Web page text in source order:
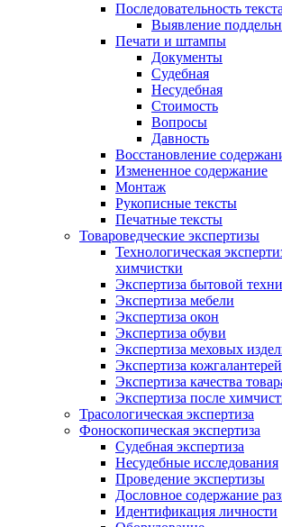
Последовательность текста
Выявление
Печати и штампы
Документы
Судебная
Несудебная
Стоимость
Вопросы
Давность
Восстановление
Измененное содержание
Монтаж
Рукописные тексты
Печатные тексты
Товароведческие экспертизы
Технологическая
химчистки
Экспертиза бытовой
Экспертиза мебели
Экспертиза окон
Экспертиза обуви
Экспертиза меховых
Экспертиза
Экспертиза качества
Экспертиза после
Трасологическая экспертиза
Фоноскопическая экспертиза
Судебная экспертиза
Несудебные исследования
Проведение экспертизы
Дословное содержание
Идентификация личности